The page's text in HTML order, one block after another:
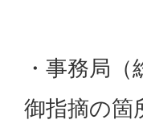
・事務局（
御指摘の箇